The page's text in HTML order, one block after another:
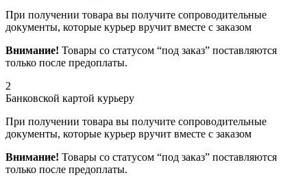
При получении товара вы получите сопроводительные
документы, которые курьер вручит вместе с заказом
Внимание! Товары со статусом “под заказ” поставляются
только после предоплаты.
2
Банковской картой курьеру
При получении товара вы получите сопроводительные
документы, которые курьер вручит вместе с заказом
Внимание! Товары со статусом “под заказ” поставляются
только после предоплаты.